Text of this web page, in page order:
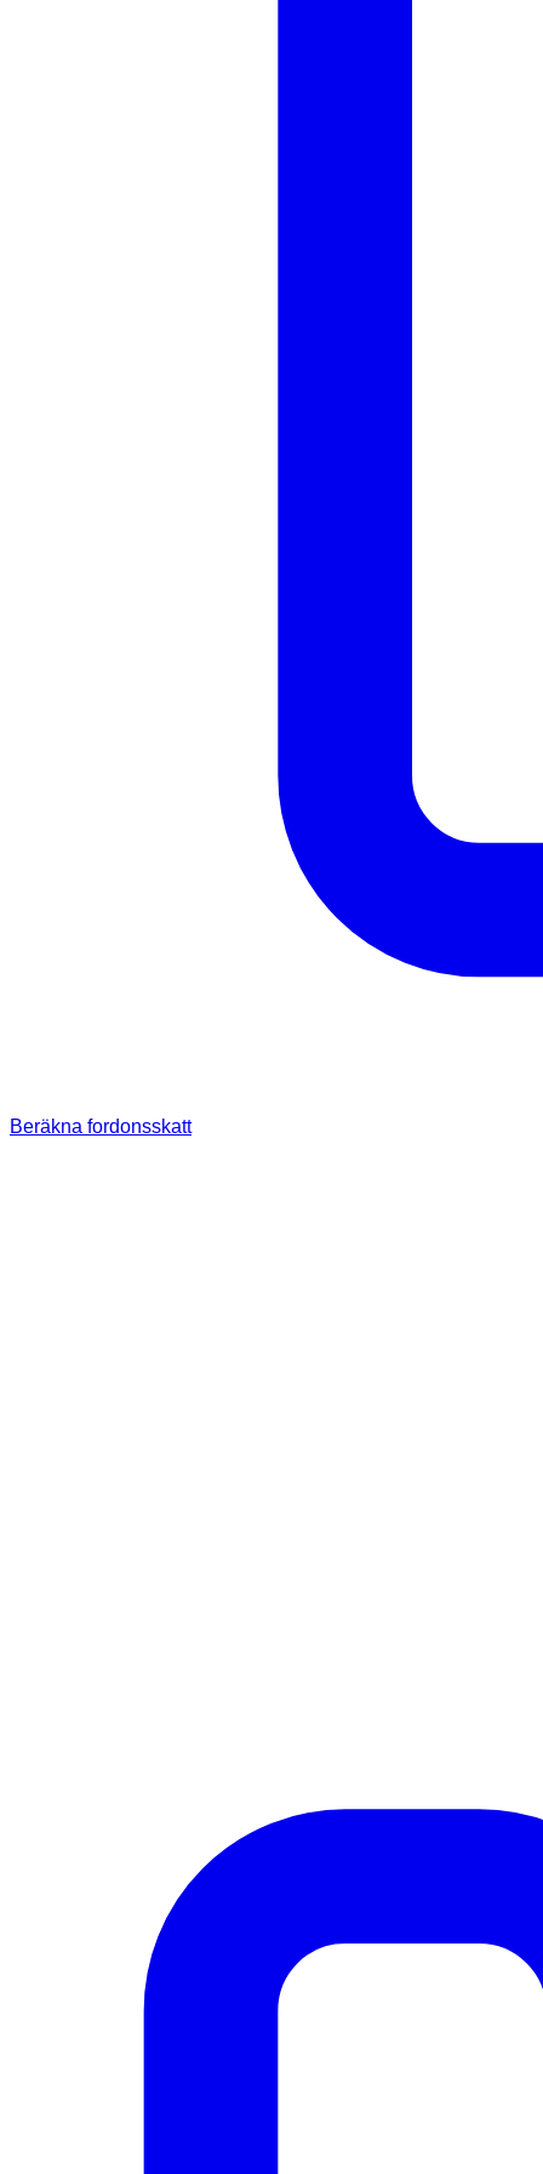
Beräkna fordonsskatt